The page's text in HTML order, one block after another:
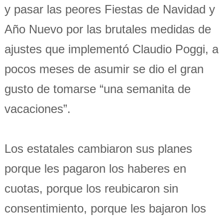
y pasar las peores Fiestas de Navidad y
Año Nuevo por las brutales medidas de
ajustes que implementó Claudio Poggi, a
pocos meses de asumir se dio el gran
gusto de tomarse “una semanita de
vacaciones”.
Los estatales cambiaron sus planes
porque les pagaron los haberes en
cuotas, porque los reubicaron sin
consentimiento, porque les bajaron los